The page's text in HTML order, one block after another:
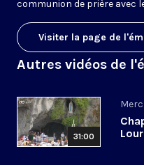
communion de prière avec
Visiter la page de
Autres vidéos de
31:00